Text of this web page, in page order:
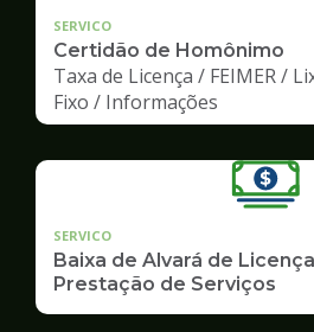
SERVICO
Certidão de Homônimo
Taxa de Licença / FEIMER /
Fixo / Informações
SERVICO
Baixa de Alvará de
Prestação de Serviços